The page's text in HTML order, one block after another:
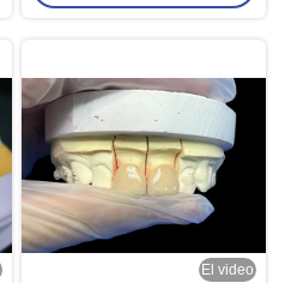
El video